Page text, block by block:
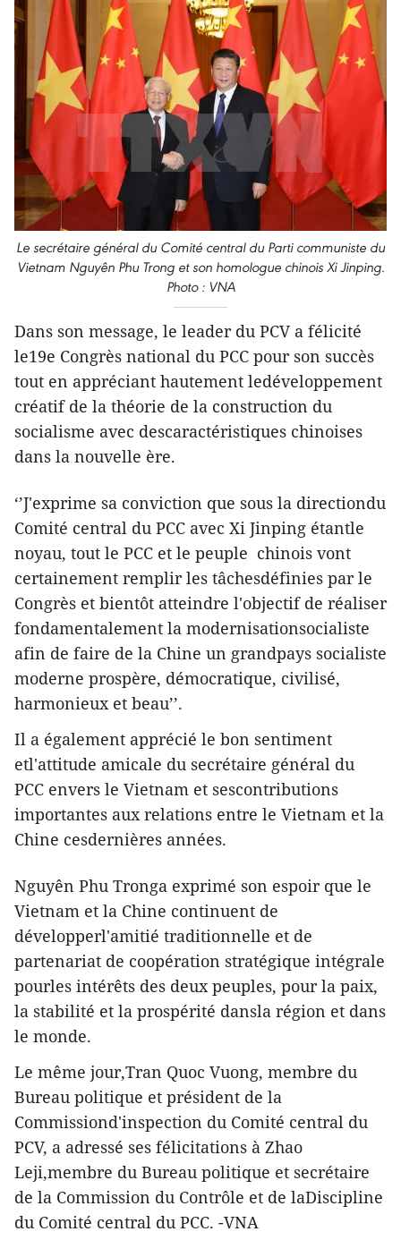
Le secrétaire général du Comité central du Parti communiste du
Vietnam Nguyên Phu Trong et son homologue chinois Xi Jinping.
Photo : VNA
Dans son message, le leader du PCV a félicité
le19e Congrès national du PCC pour son succès
tout en appréciant hautement ledéveloppement
créatif de la théorie de la construction du
socialisme avec descaractéristiques chinoises
dans la nouvelle ère.
‘’J'exprime sa conviction que sous la directiondu
Comité central du PCC avec Xi Jinping étantle
noyau, tout le PCC et le peuple chinois vont
certainement remplir les tâchesdéfinies par le
Congrès et bientôt atteindre l'objectif de réaliser
fondamentalement la modernisationsocialiste
afin de faire de la Chine un grandpays socialiste
moderne prospère, démocratique, civilisé,
harmonieux et beau’’.
Il a également apprécié le bon sentiment
etl'attitude amicale du secrétaire général du
PCC envers le Vietnam et sescontributions
importantes aux relations entre le Vietnam et la
Chine cesdernières années.
Nguyên Phu Tronga exprimé son espoir que le
Vietnam et la Chine continuent de
développerl'amitié traditionnelle et de
partenariat de coopération stratégique intégrale
pourles intérêts des deux peuples, pour la paix,
la stabilité et la prospérité dansla région et dans
le monde.
Le même jour,Tran Quoc Vuong, membre du
Bureau politique et président de la
Commissiond'inspection du Comité central du
PCV, a adressé ses félicitations à Zhao
Leji,membre du Bureau politique et secrétaire
de la Commission du Contrôle et de laDiscipline
du Comité central du PCC. -VNA